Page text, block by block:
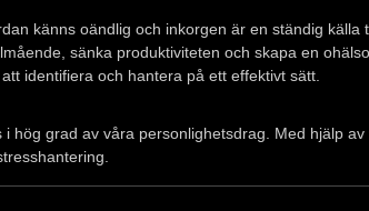
känns oändlig och inkorgen är en ständig
sänka produktiviteten och skapa en
identifiera och hantera på ett effektivt sätt.
hög grad av våra personlighetsdrag. Med hjälp